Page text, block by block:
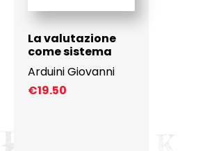
La valutazione
come sistema
Arduini Giovanni
€19.50